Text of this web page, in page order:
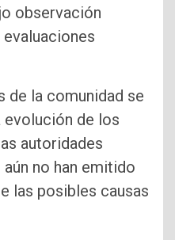
observación
de la comunidad se
evolución de los
autoridades
no han emitido
las posibles causas